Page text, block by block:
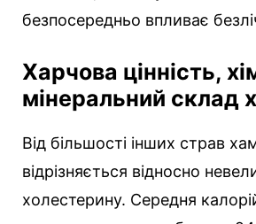
безпосередньо впливає
Харчова цінність,
мінеральний склад
Від більшості інших страв
відрізняється відносно
холестерину. Середня